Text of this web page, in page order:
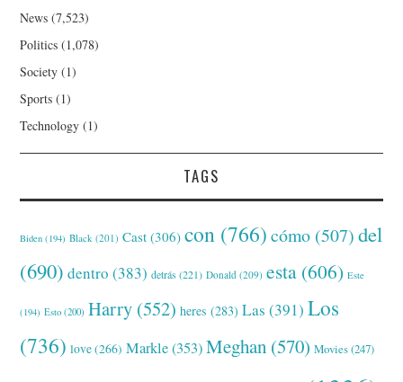
News (7,523)
Politics (1,078)
Society (1)
Sports (1)
Technology (1)
TAGS
Biden (194) Black (201) Cast (306) con (766) cómo (507) del
(690) dentro (383) detrás (221) Donald (209) esta (606) Este
(194) Esto (200) Harry (552) heres (283) Las (391) Los
(736) love(266) Markle(353) Meghan (570) Movies(247)